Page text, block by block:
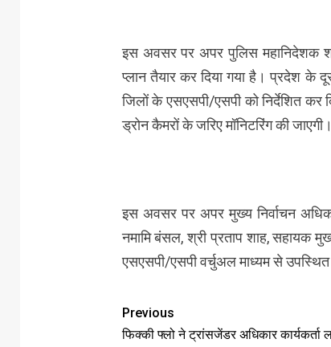
इस अवसर पर अपर पुलिस महानिदेशक
प्लान तैयार कर दिया गया है। प्रदेश के
जिलों के एसएसपी/एसपी को निर्देशित कर
ड्रोन कैमरों के जरिए मॉनिटरिंग की जाएगी।
इस अवसर पर अपर मुख्य निर्वाचन
नमामि बंसल, श्री प्रताप शाह, सहायक
एसएसपी/एसपी वर्चुअल माध्यम से
Previous
फिक्की फ्लो ने ट्रांसजेंडर अधिकार कार्यकर्ता